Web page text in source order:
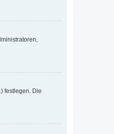
festlegen. Die